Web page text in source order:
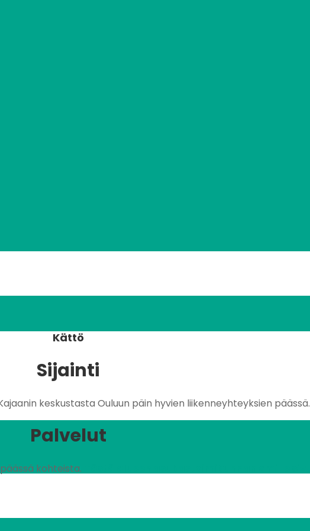
Kättö
Sijainti
keskustasta Ouluun päin hyvien liikenneyhteyksien päässä.
Palvelut
kohteista.